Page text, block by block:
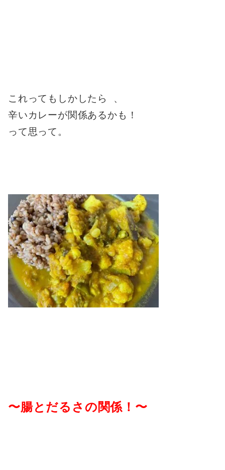
これってもしかしたら 、
辛いカレーが関係あるかも！
って思って。
〜腸とだるさの関係！〜